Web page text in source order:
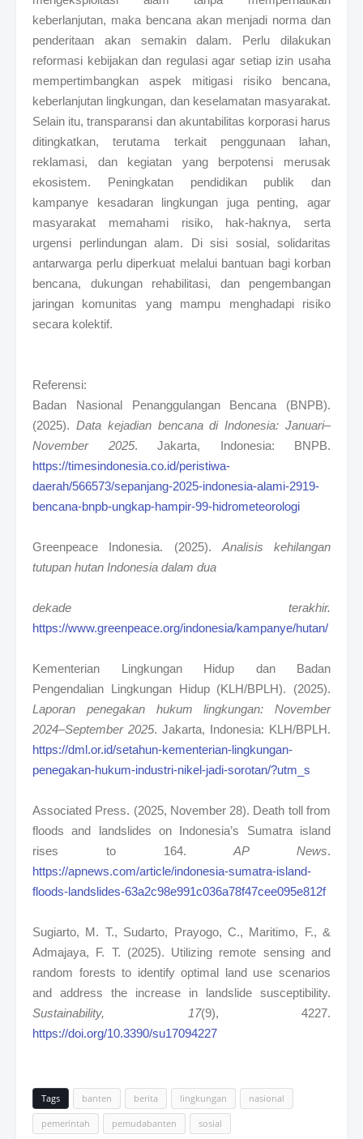
keberlanjutan, maka bencana akan menjadi norma dan
penderitaan akan semakin dalam. Perlu dilakukan
reformasi kebijakan dan regulasi agar setiap izin usaha
mempertimbangkan aspek mitigasi risiko bencana,
keberlanjutan lingkungan, dan keselamatan masyarakat.
Selain itu, transparansi dan akuntabilitas korporasi harus
ditingkatkan, terutama terkait penggunaan lahan,
reklamasi, dan kegiatan yang berpotensi merusak
ekosistem. Peningkatan pendidikan publik dan
kampanye kesadaran lingkungan juga penting, agar
masyarakat memahami risiko, hak-haknya, serta
urgensi perlindungan alam. Di sisi sosial, solidaritas
antarwarga perlu diperkuat melalui bantuan bagi korban
bencana, dukungan rehabilitasi, dan pengembangan
jaringan komunitas yang mampu menghadapi risiko
secara kolektif.
Referensi:
Badan Nasional Penanggulangan Bencana (BNPB).
(2025). Data kejadian bencana di Indonesia: Januari–
November 2025. Jakarta, Indonesia: BNPB.
https://timesindonesia.co.id/peristiwa-
daerah/566573/sepanjang-2025-indonesia-alami-2919-
bencana-bnpb-ungkap-hampir-99-hidrometeorologi
Greenpeace Indonesia. (2025). Analisis kehilangan
tutupan hutan Indonesia dalam dua
dekade terakhir.
https://www.greenpeace.org/indonesia/kampanye/hutan/
Kementerian Lingkungan Hidup dan Badan
Pengendalian Lingkungan Hidup (KLH/BPLH). (2025).
Laporan penegakan hukum lingkungan: November
2024–September 2025. Jakarta, Indonesia: KLH/BPLH.
https://dml.or.id/setahun-kementerian-lingkungan-
penegakan-hukum-industri-nikel-jadi-sorotan/?utm_s
Associated Press. (2025, November 28). Death toll from
floods and landslides on Indonesia’s Sumatra island
rises to 164.AP News.
https://apnews.com/article/indonesia-sumatra-island-
floods-landslides-63a2c98e991c036a78f47cee095e812f
Sugiarto, M. T., Sudarto, Prayogo, C., Maritimo, F., &
Admajaya, F. T. (2025). Utilizing remote sensing and
random forests to identify optimal land use scenarios
and address the increase in landslide susceptibility.
Sustainability, 17(9), 4227.
https://doi.org/10.3390/su17094227
Tags banten berita lingkungan nasional
pemerintah pemudabanten sosial